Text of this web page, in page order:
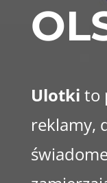
Ulotki to
reklamy,